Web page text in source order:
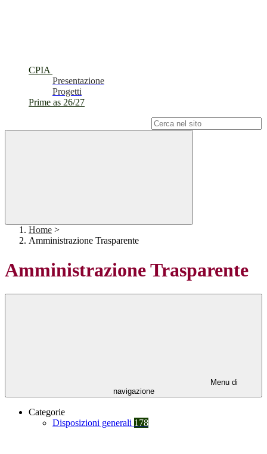
CPIA
Presentazione
Progetti
Prime as 26/27
Home >
Amministrazione Trasparente
Amministrazione Trasparente
Menu di
navigazione
Categorie
Disposizioni generali 178